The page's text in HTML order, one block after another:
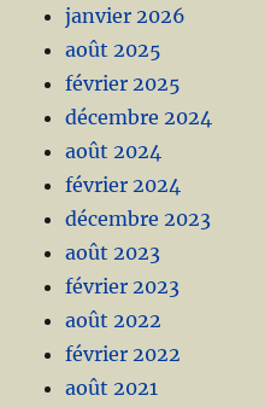
janvier 2026
août 2025
février 2025
décembre 2024
août 2024
février 2024
décembre 2023
août 2023
février 2023
août 2022
février 2022
août 2021